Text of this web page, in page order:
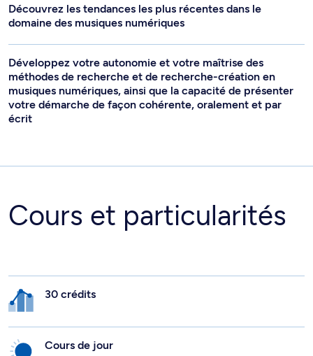
Découvrez les tendances les plus récentes dans le
domaine des musiques numériques
Développez votre autonomie et votre maîtrise des
méthodes de recherche et de recherche-création en
musiques numériques, ainsi que la capacité de présenter
votre démarche de façon cohérente, oralement et par
écrit
Cours et particularités
30 crédits
Cours de jour